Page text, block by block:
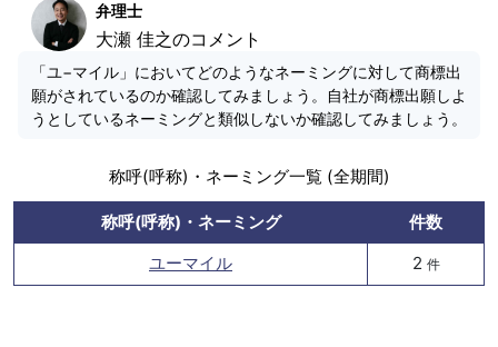
弁理士
大瀬 佳之のコメント
「ユ−マイル」においてどのようなネーミングに対して商標出
願がされているのか確認してみましょう。自社が商標出願しよ
うとしているネーミングと類似しないか確認してみましょう。
称呼(呼称)・ネーミング一覧 (全期間)
称呼(呼称)・ネーミング
件数
ユーマイル
2 件